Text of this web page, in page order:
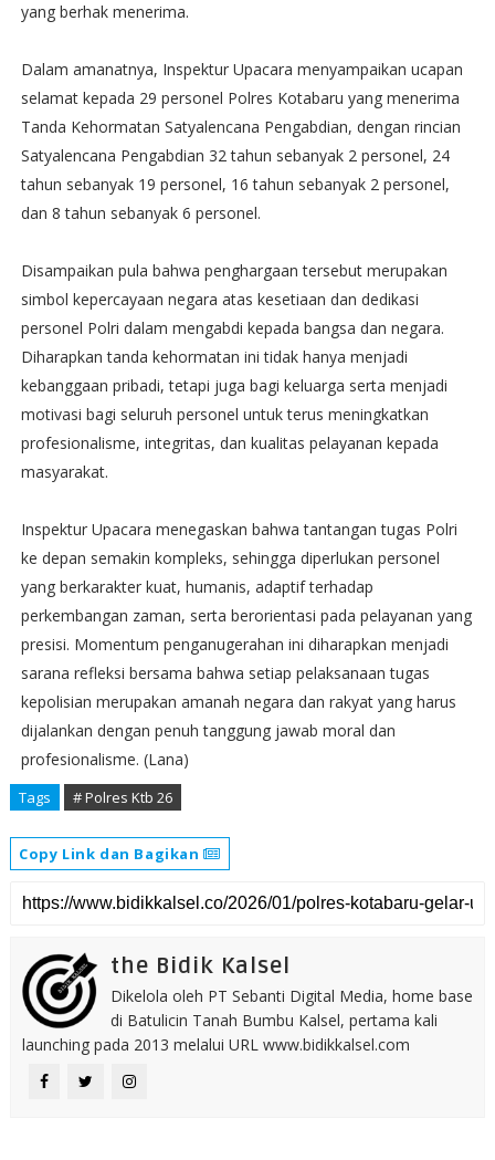
yang berhak menerima.
Dalam amanatnya, Inspektur Upacara menyampaikan ucapan
selamat kepada 29 personel Polres Kotabaru yang menerima
Tanda Kehormatan Satyalencana Pengabdian, dengan rincian
Satyalencana Pengabdian 32 tahun sebanyak 2 personel, 24
tahun sebanyak 19 personel, 16 tahun sebanyak 2 personel,
dan 8 tahun sebanyak 6 personel.
Disampaikan pula bahwa penghargaan tersebut merupakan
simbol kepercayaan negara atas kesetiaan dan dedikasi
personel Polri dalam mengabdi kepada bangsa dan negara.
Diharapkan tanda kehormatan ini tidak hanya menjadi
kebanggaan pribadi, tetapi juga bagi keluarga serta menjadi
motivasi bagi seluruh personel untuk terus meningkatkan
profesionalisme, integritas, dan kualitas pelayanan kepada
masyarakat.
Inspektur Upacara menegaskan bahwa tantangan tugas Polri
ke depan semakin kompleks, sehingga diperlukan personel
yang berkarakter kuat, humanis, adaptif terhadap
perkembangan zaman, serta berorientasi pada pelayanan yang
presisi. Momentum penganugerahan ini diharapkan menjadi
sarana refleksi bersama bahwa setiap pelaksanaan tugas
kepolisian merupakan amanah negara dan rakyat yang harus
dijalankan dengan penuh tanggung jawab moral dan
profesionalisme. (Lana)
Tags # Polres Ktb 26
Copy Link dan Bagikan
the Bidik Kalsel
Dikelola oleh PT Sebanti Digital Media, home base
di Batulicin Tanah Bumbu Kalsel, pertama kali
launching pada 2013 melalui URL www.bidikkalsel.com